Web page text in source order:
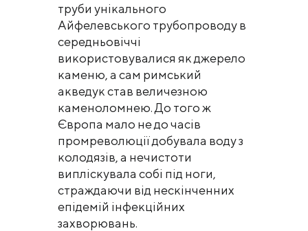
труби унікального
Айфелевського трубопроводу в
середньовіччі
використовувалися як джерело
каменю, а сам римський
акведук став величезною
каменоломнею. До того ж
Європа мало не до часів
промреволюції добувала воду з
колодязів, а нечистоти
випліскувала собі під ноги,
страждаючи від нескінченних
епідемій інфекційних
захворювань.